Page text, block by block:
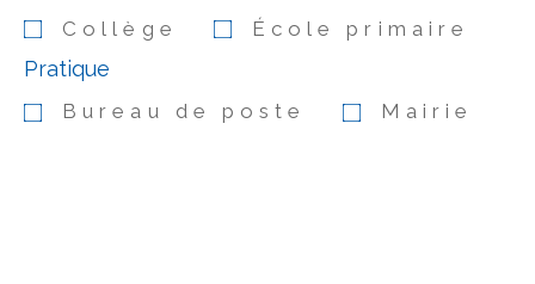
Collège École primaire
Pratique
Bureau de poste Mairie